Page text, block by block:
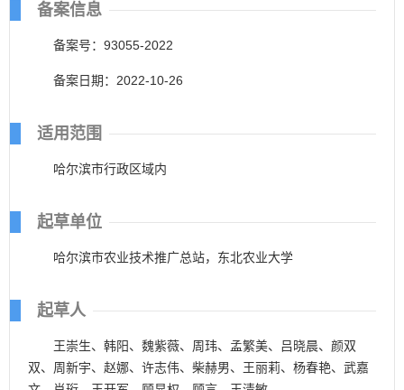
备案信息
备案号：93055-2022
备案日期：2022-10-26
适用范围
哈尔滨市行政区域内
起草单位
哈尔滨市农业技术推广总站，东北农业大学
起草人
王崇生、韩阳、魏紫薇、周玮、孟繁美、吕晓晨、颜双
双、周新宇、赵娜、许志伟、柴赫男、王丽莉、杨春艳、武嘉